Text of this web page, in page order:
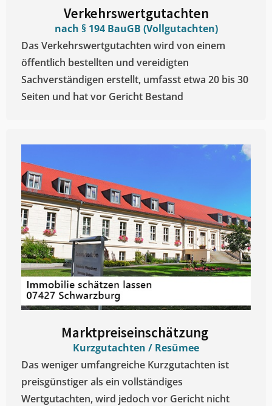
Verkehrswertgutachten
nach § 194 BauGB (Vollgutachten)
Das Verkehrswertgutachten wird von einem
öffentlich bestellten und vereidigten
Sachverständigen erstellt, umfasst etwa 20 bis 30
Seiten und hat vor Gericht Bestand
Marktpreiseinschätzung ​
Kurzgutachten / Resümee
Das weniger umfangreiche Kurzgutachten ist
preisgünstiger als ein vollständiges
Wertgutachten, wird jedoch vor Gericht nicht